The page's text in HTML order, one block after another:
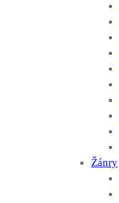
Žánry